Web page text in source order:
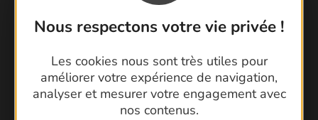
Nous respectons votre vie privée !
Les cookies nous sont très utiles pour
améliorer votre expérience de navigation,
analyser et mesurer votre engagement avec
nos contenus.
Brochures
Cartoguides et Topoguides
Latitude Gard